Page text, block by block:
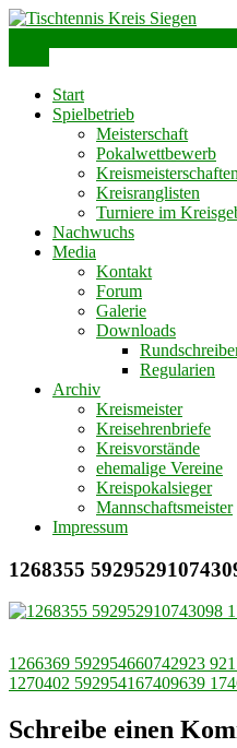
Skip
Tischtennis
Start
Spielbetrieb
Meisterschaft
Pokalwettbewerb
Kreismeisterschaften
Kreisranglisten
Turniere im
Nachwuchs
Media
Kontakt
Forum
Galerie
Downloads
Regularien
Archiv
Kreismeister
Kreisehrenbriefe
Kreisvorstände
ehemalige Vereine
Kreispokalsieger
Mannschaftsmeister
Impressum
1268355
Beitragsnavigation
1266369 592954660742923
1270402 592954167409639
Schreibe einen